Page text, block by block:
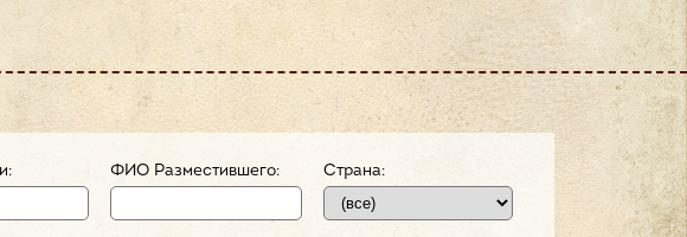
ФИО Разместившего: Страна: